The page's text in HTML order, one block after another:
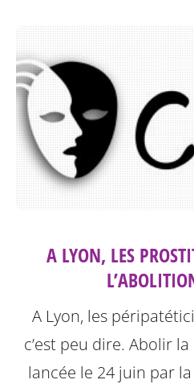
A LYON, LES
A Lyon, les
c’est peu dire. Abolir
lancée le 24 juin par